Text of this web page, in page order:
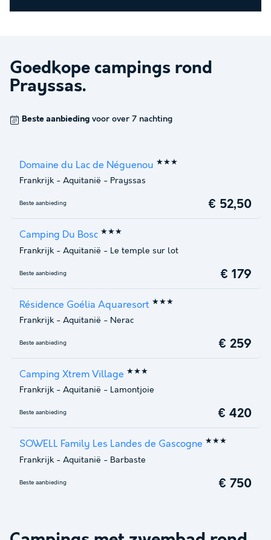
Goedkope campings rond
Prayssas.
Beste aanbieding voor over 7 nachting
Domaine du Lac de Néguenou ★★★
Frankrijk - Aquitanië - Prayssas
Beste aanbieding € 52,50
Camping Du Bosc ★★★
Frankrijk - Aquitanië - Le temple sur lot
Beste aanbieding € 179
Résidence Goélia Aquaresort ★★★
Frankrijk - Aquitanië - Nerac
Beste aanbieding € 259
Camping Xtrem Village ★★★
Frankrijk - Aquitanië - Lamontjoie
Beste aanbieding € 420
SOWELL Family Les Landes de Gascogne ★★★
Frankrijk - Aquitanië - Barbaste
Beste aanbieding € 750